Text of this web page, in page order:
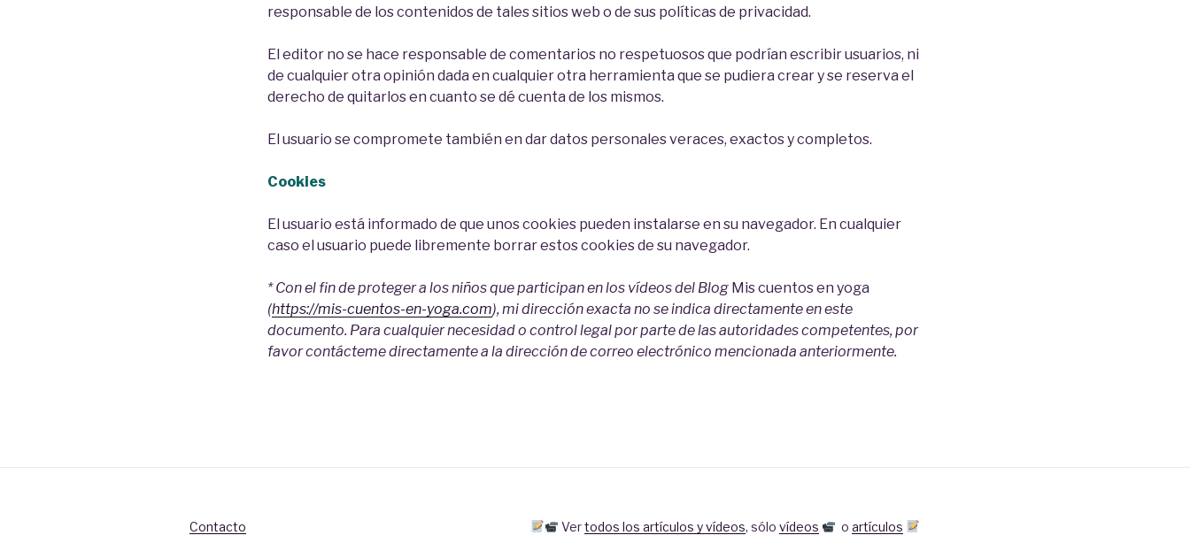
responsable de los contenidos de tales sitios web o de sus políticas de privacidad.
El editor no se hace responsable de comentarios no respetuosos que podrían escribir usuarios, ni
de cualquier otra opinión dada en cualquier otra herramienta que se pudiera crear y se reserva el
derecho de quitarlos en cuanto se dé cuenta de los mismos.
El usuario se compromete también en dar datos personales veraces, exactos y completos.
Cookies
El usuario está informado de que unos cookies pueden instalarse en su navegador. En cualquier
caso el usuario puede libremente borrar estos cookies de su navegador.
* Con el fin de proteger a los niños que participan en los vídeos del Blog Mis cuentos en yoga
(https://mis-cuentos-en-yoga.com), mi dirección exacta no se indica directamente en este
documento. Para cualquier necesidad o control legal por parte de las autoridades competentes, por
favor contácteme directamente a la dirección de correo electrónico mencionada anteriormente.
Contacto Vertodos los artículos y vídeos, sólo vídeos o artículos